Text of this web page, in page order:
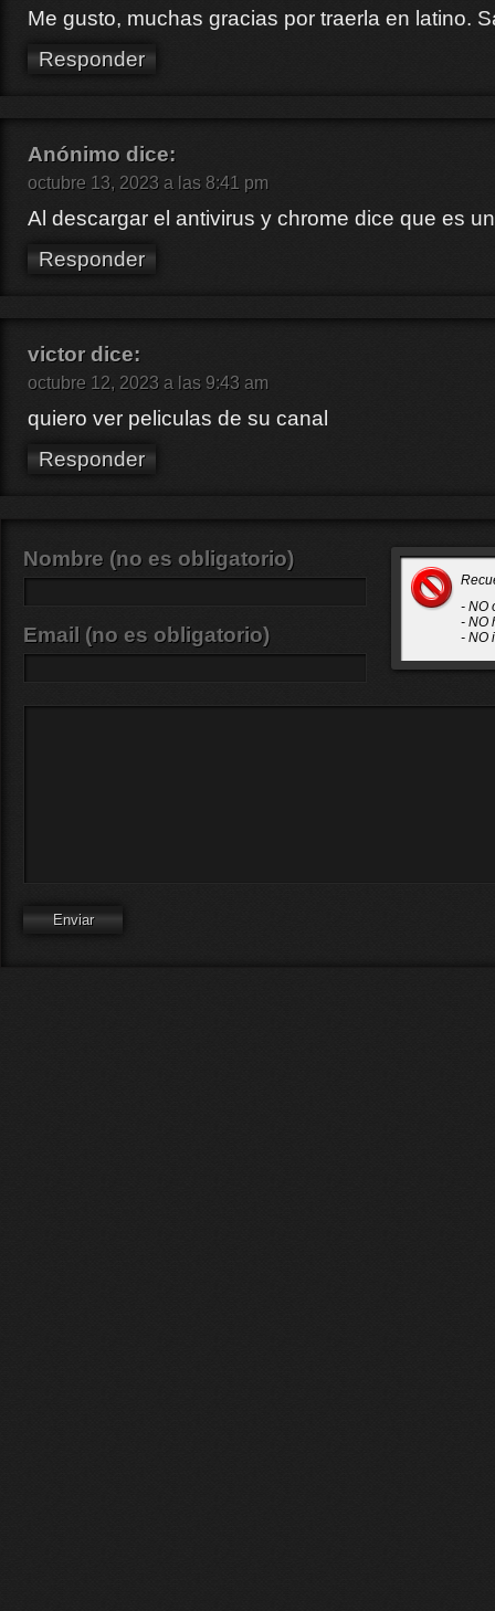
Me gusto, muchas gracias por traerla en latino.
Responder
Anónimo dice:
octubre 13, 2023 a las 8:41 pm
Al descargar el antivirus y chrome dice que es
Responder
victor dice:
octubre 12, 2023 a las 9:43 am
quiero ver peliculas de su canal
Responder
- NO
- NO
- NO
Nombre (no es obligatorio)
Email (no es obligatorio)